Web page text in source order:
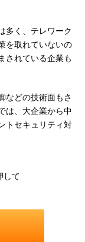
多く、テレワーク
を取れていないの
されている企業も
などの技術面もさ
は、大企業から中
トセキュリティ対
して